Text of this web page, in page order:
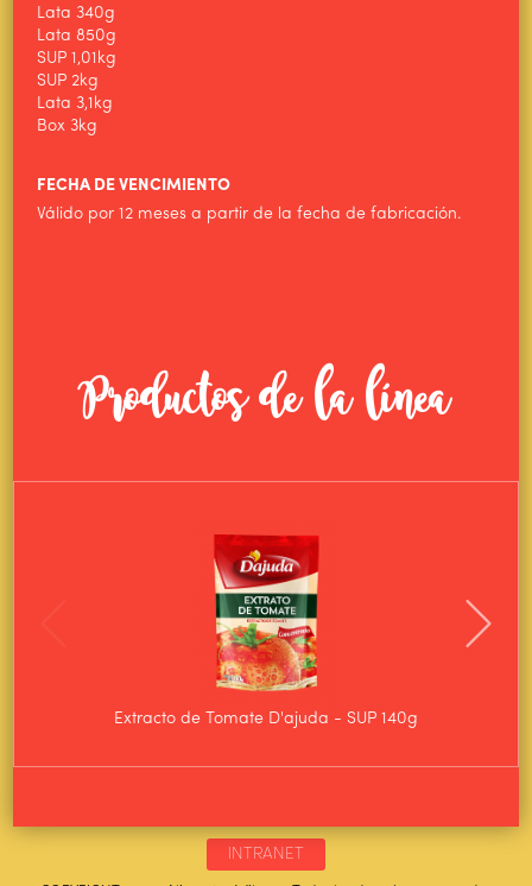
Lata 340g
Lata 850g
SUP 1,01kg
SUP 2kg
Lata 3,1kg
Box 3kg
FECHA DE VENCIMIENTO
Válido por 12 meses a partir de la fecha de fabricación.
Productos de la línea
Extracto de Tomate D'ajuda - SUP 140g
INTRANET